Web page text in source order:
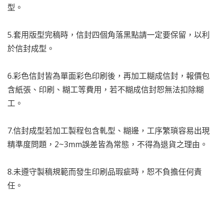
型。
5.套用版型完稿時，信封四個角落黑點請一定要保留，以利
於信封成型。
6.彩色信封皆為單面彩色印刷後，再加工糊成信封，報價包
含紙張、印刷、糊工等費用，若不糊成信封恕無法扣除糊
工。
7.信封成型若加工製程包含軋型、糊邊，工序繁瑣容易出現
精準度問題，2~3mm誤差皆為常態，不得為退貨之理由。
8.未遵守製稿規範而發生印刷品瑕疵時，恕不負擔任何責
任。